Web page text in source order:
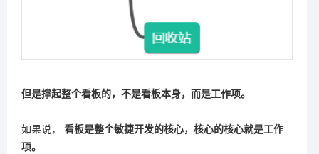
但是撑起整个看板的，不是看板本身，而是工作项。
如果说， 看板是整个敏捷开发的核心，核心的核心就是工作
项。